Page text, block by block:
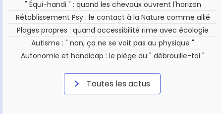
" Équi-handi " : quand les chevaux ouvrent l'horizon
Rétablissement Psy : le contact à la Nature comme allié
Plages propres : quand accessibilité rime avec écologie
Autisme : " non, ça ne se voit pas au physique "
Autonomie et handicap : le piège du " débrouille-toi "
Toutes les actus